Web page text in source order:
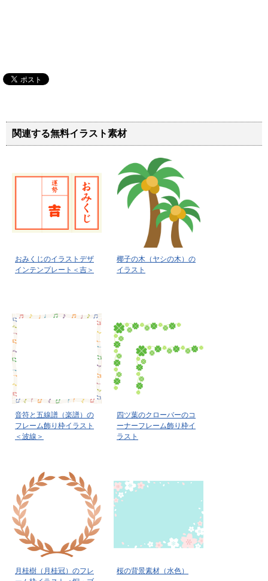
関連する無料イラスト素材
おみくじのイラストデザ
インテンプレート＜吉＞
椰子の木（ヤシの木）の
イラスト
音符と五線譜（楽譜）の
フレーム飾り枠イラスト
＜波線＞
四ツ葉のクローバーのコ
ーナーフレーム飾り枠イ
ラスト
月桂樹（月桂冠）のフレ
桜の背景素材（水色）